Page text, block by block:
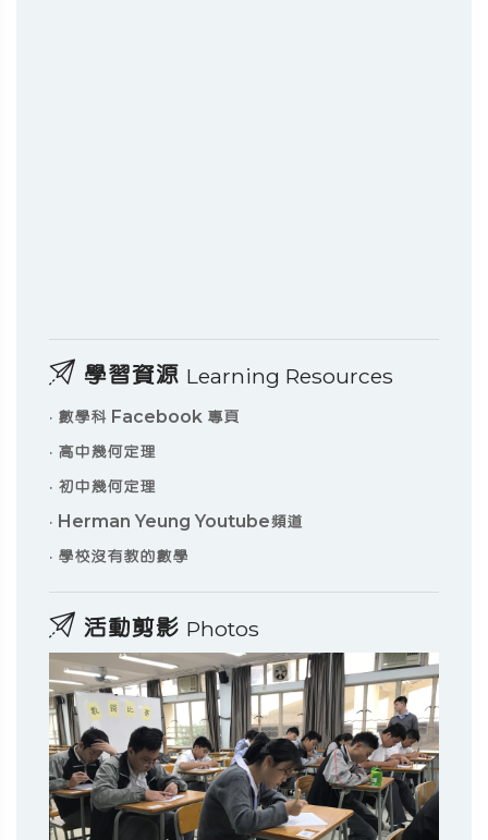
學習資源 Learning Resources
· 數學科 Facebook 專頁
· 高中幾何定理
· 初中幾何定理
· Herman Yeung Youtube頻道
· 學校沒有教的數學
活動剪影 Photos